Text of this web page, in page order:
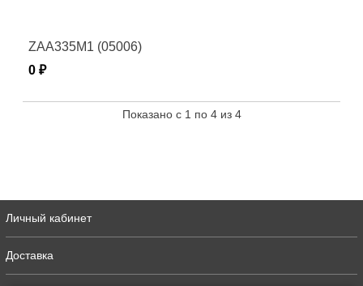
ZAA335M1 (05006)
0 ₽
Показано с 1 по 4 из 4
Личный кабинет
Доставка